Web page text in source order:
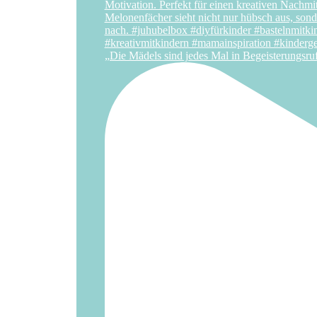
„Die Mädels sind jedes Mal in